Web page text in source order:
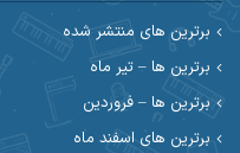
احسان حیدری
احسان رمضانی
احسان کریمی
برترین های منتشر شده
برترین ها – تیر ماه
برترین ها – فروردین
برترین های اسفند ماه